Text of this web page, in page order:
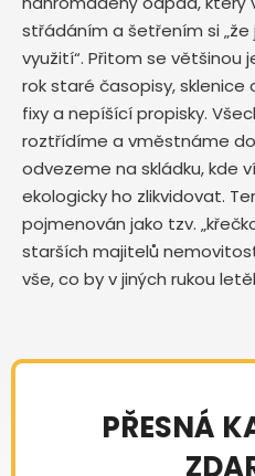
střádáním a šetřením si
využití“. Přitom se většinou
rok staré časopisy, sklenice
fixy a nepíšící propisky.
roztřídíme a vměstnáme
odvezeme na skládku, kde
ekologicky ho zlikvidovat.
pojmenován jako tzv.
starších majitelů
vše, co by v jiných rukou
PŘESNÁ